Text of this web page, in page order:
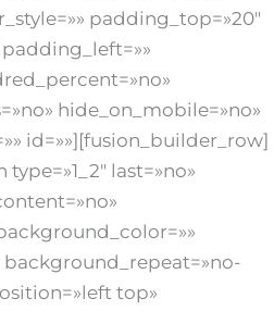
padding_top=»20″
hide_on_mobile=»no»
id=»»][fusion_builder_row]
last=»no»
top»